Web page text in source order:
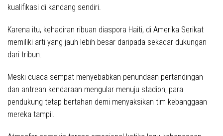
kualifikasi di kandang sendiri.
Karena itu, kehadiran ribuan diaspora Haiti, di Amerika Serikat
memiliki arti yang jauh lebih besar daripada sekadar dukungan
dari tribun.
Meski cuaca sempat menyebabkan penundaan pertandingan
dan antrean kendaraan mengular menuju stadion, para
pendukung tetap bertahan demi menyaksikan tim kebanggaan
mereka tampil.